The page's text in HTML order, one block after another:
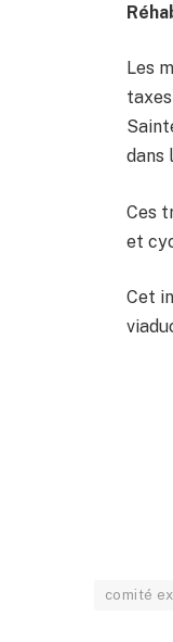
Les
dans
Ces
et
Cet
comité